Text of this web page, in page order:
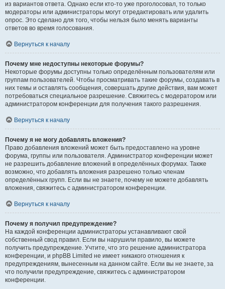
из вариантов ответа. Однако если кто-то уже проголосовал, то только
модераторы или администраторы могут отредактировать или удалить
опрос. Это сделано для того, чтобы нельзя было менять варианты
ответов во время голосования.
Вернуться к началу
Почему мне недоступны некоторые форумы?
Некоторые форумы доступны только определённым пользователям или
группам пользователей. Чтобы просматривать такие форумы, создавать в
них темы и оставлять сообщения, совершать другие действия, вам может
потребоваться специальное разрешение. Свяжитесь с модератором или
администратором конференции для получения такого разрешения.
Вернуться к началу
Почему я не могу добавлять вложения?
Право добавления вложений может быть предоставлено на уровне
форума, группы или пользователя. Администратор конференции может
не разрешить добавление вложений в определённых форумах. Также
возможно, что добавлять вложения разрешено только членам
определённых групп. Если вы не знаете, почему не можете добавлять
вложения, свяжитесь с администратором конференции.
Вернуться к началу
Почему я получил предупреждение?
На каждой конференции администраторы устанавливают свой
собственный свод правил. Если вы нарушили правило, вы можете
получить предупреждение. Учтите, что это решение администратора
конференции, и phpBB Limited не имеет никакого отношения к
предупреждениям, вынесенным на данном сайте. Если вы не знаете, за
что получили предупреждение, свяжитесь с администратором
конференции.